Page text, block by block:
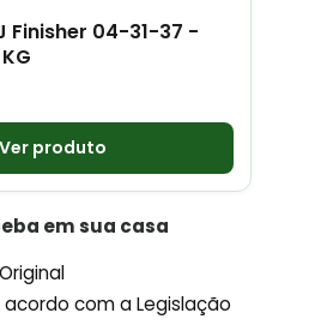
Finisher 04-31-37 -
Ver produto
em sua casa
com a Legislação